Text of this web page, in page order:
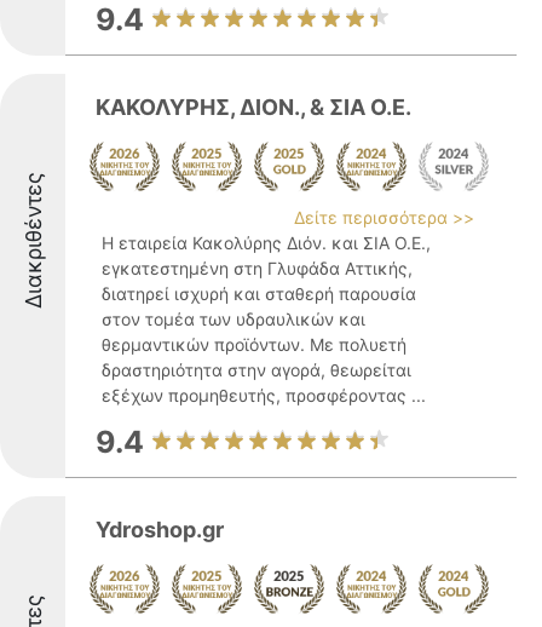
9.4
Διακριθέντες
ΚΑΚΟΛΥΡΗΣ, ΔΙΟΝ., & ΣΙΑ Ο.Ε.
Δείτε περισσότερα >>
Η εταιρεία Κακολύρης Διόν. και ΣΙΑ Ο.Ε.,
εγκατεστημένη στη Γλυφάδα Αττικής,
διατηρεί ισχυρή και σταθερή παρουσία
στον τομέα των υδραυλικών και
θερμαντικών προϊόντων. Με πολυετή
δραστηριότητα στην αγορά, θεωρείται
εξέχων προμηθευτής, προσφέροντας ...
9.4
Ydroshop.gr